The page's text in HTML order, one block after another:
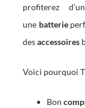
profiterez
une batterie
desaccessoires
Voici pourquoi
Bon